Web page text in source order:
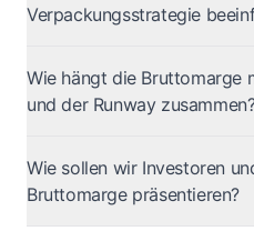
Verpackungsstrategie
Wie hängt die Bruttomarge
und der Runway
Wie sollen wir Investoren
Bruttomarge präsentieren?